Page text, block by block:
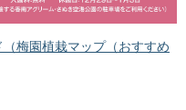
梅園植栽マップ（おすすめ